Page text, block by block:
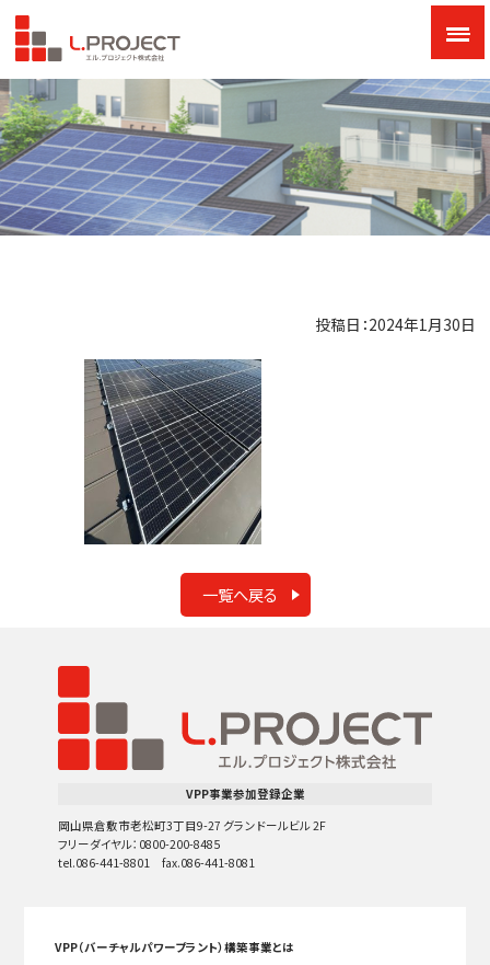
投稿日：2024年1月30日
一覧へ戻る
VPP事業参加登録企業
岡山県倉敷市老松町3丁目9-27 グランドールビル 2F
フリーダイヤル：0800-200-8485
tel.086-441-8801 fax.086-441-8081
VPP（バーチャルパワープラント）構築事業とは